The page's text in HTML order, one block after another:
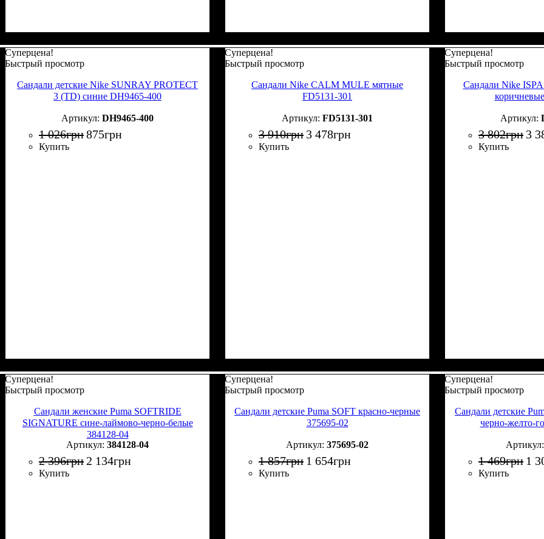
Суперцена!
Быстрый просмотр
Сандали детские Nike SUNRAY PROTECT
3 (TD) синие DH9465-400
DH9465-400
1 026грн875грн
Купить
Суперцена!
Быстрый просмотр
Сандали Nike CALM MULE мятные
FD5131-301
FD5131-301
3 910грн 3 478грн
Купить
Суперцена!
Быстрый просмотр
Сандали Nike
3 802грн 3
Купить
Суперцена!
Быстрый просмотр
Сандали женские Puma SOFTRIDE
SIGNATURE сине-лаймово-черно-белые
384128-04
384128-04
2 396грн 2 134грн
Купить
Суперцена!
Быстрый просмотр
Сандали детские Puma SOFT красно-черные
375695-02
375695-02
1 857грн 1 654грн
Купить
Суперцена!
Быстрый просмотр
Сандали детские
черно-желто-
1 469грн 1
Купить